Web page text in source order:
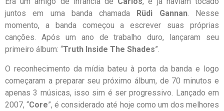
juntos em uma banda chamada
Rüdi Gannan. Nesse
momento, a banda começou a escrever suas próprias
canções. Após um ano de trabalho duro, lançaram seu
primeiro álbum: “Truth Inside The Shades”.
O reconhecimento da mídia bateu à porta da banda e logo
começaram a preparar seu próximo álbum, de 70 minutos e
apenas 3 músicas, isso sim é ser progressivo. Lançado em
2007, “Core”, é considerado até hoje como um dos melhores